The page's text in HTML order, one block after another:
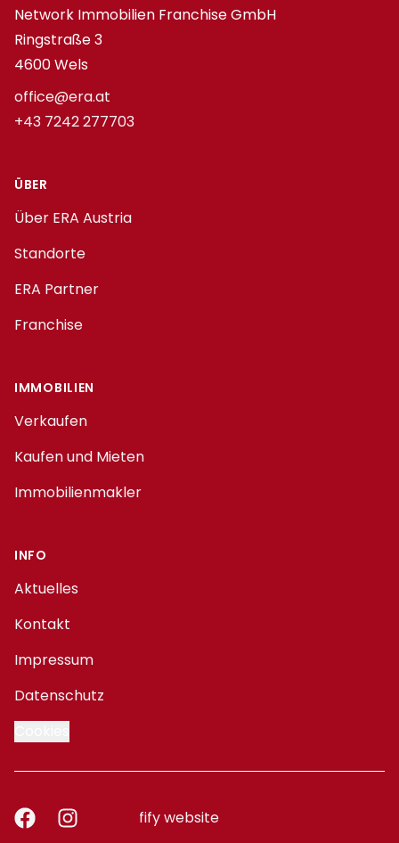
Network Immobilien Franchise GmbH
Ringstraße 3
4600 Wels
office@era.at
+43 7242 277703
ÜBER
Über ERA Austria
Standorte
ERA Partner
Franchise
IMMOBILIEN
Verkaufen
Kaufen und Mieten
Immobilienmakler
INFO
Aktuelles
Kontakt
Impressum
Datenschutz
FacebookInstagram fify website